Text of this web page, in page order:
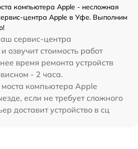
компьютера Apple - несложная
центра Apple в Уфе. Выполним
сервис-центра
озвучит стоимость работ
время ремонта устройств
- 2 часа.
компьютера Apple
если не требует сложного
доставит устройство в сц